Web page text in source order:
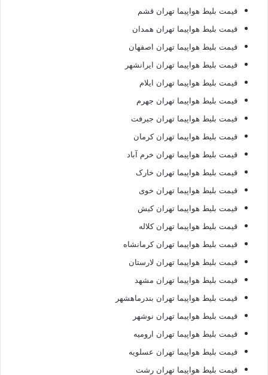
قیمت بلیط هواپیما تهران قشم
قیمت بلیط هواپیما تهران همدان
قیمت بلیط هواپیما تهران اصفهان
قیمت بلیط هواپیما تهران ایرانشهر
قیمت بلیط هواپیما تهران ایلام
قیمت بلیط هواپیما تهران جهرم
قیمت بلیط هواپیما تهران جیرفت
قیمت بلیط هواپیما تهران کرمان
قیمت بلیط هواپیما تهران خرم آباد
قیمت بلیط هواپیما تهران خارک
قیمت بلیط هواپیما تهران خوی
قیمت بلیط هواپیما تهران کیش
قیمت بلیط هواپیما تهران کلاله
قیمت بلیط هواپیما تهران کرمانشاه
قیمت بلیط هواپیما تهران لارستان
قیمت بلیط هواپیما تهران مشهد
قیمت بلیط هواپیما تهران بندرماهشهر
قیمت بلیط هواپیما تهران نوشهر
قیمت بلیط هواپیما تهران ارومیه
قیمت بلیط هواپیما تهران عسلویه
قیمت بلیط هواپیما تهران رشت